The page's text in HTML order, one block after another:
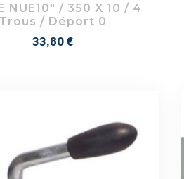
NUE10" / 350 X 10 / 4
/ Déport 0
Prix
33,80 €